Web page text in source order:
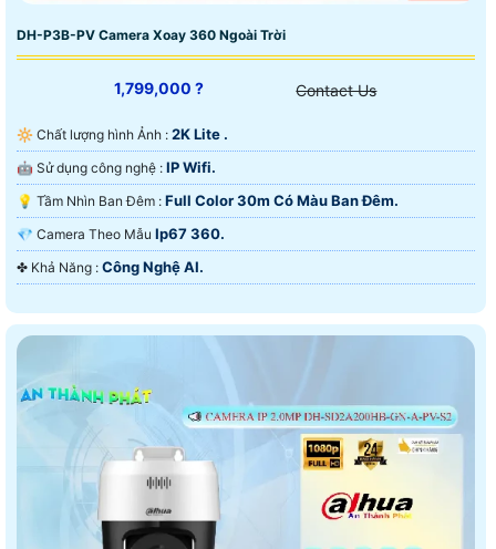
DH-P3B-PV Camera Xoay 360 Ngoài Trời
1,799,000 ? Contact Us
🔆 Chất lượng hình Ảnh : 2K Lite .
🤖️ Sử dụng công nghệ : IP Wifi.
💡 Tầm Nhìn Ban Đêm : Full Color 30m Có Màu Ban Ðêm.
💎 Camera Theo Mẫu Ip67 360.
️✤ Khả Năng : Công Nghệ AI.